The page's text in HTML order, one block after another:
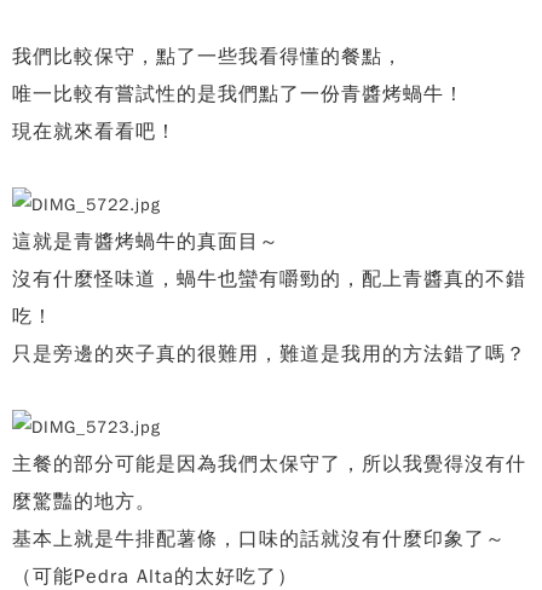
我們比較保守， 點了一些我看得懂的餐點，
唯一比較有嘗試性的是我們點了一份青醬烤蝸牛！
現在就來看看吧！
這就是青醬烤蝸牛的真面目～
沒有什麼怪味道，蝸牛也蠻有嚼勁的， 配上青醬真的不錯
吃！
只是旁邊的夾子真的很難用，難道是我用的方法錯了嗎？
主餐的部分可能是因為我們太保守了， 所以我覺得沒有什
麼驚豔的地方。
基本上就是牛排配薯條，口味的話就沒有什麼印象了～
（可能Pedra Alta的太好吃了）